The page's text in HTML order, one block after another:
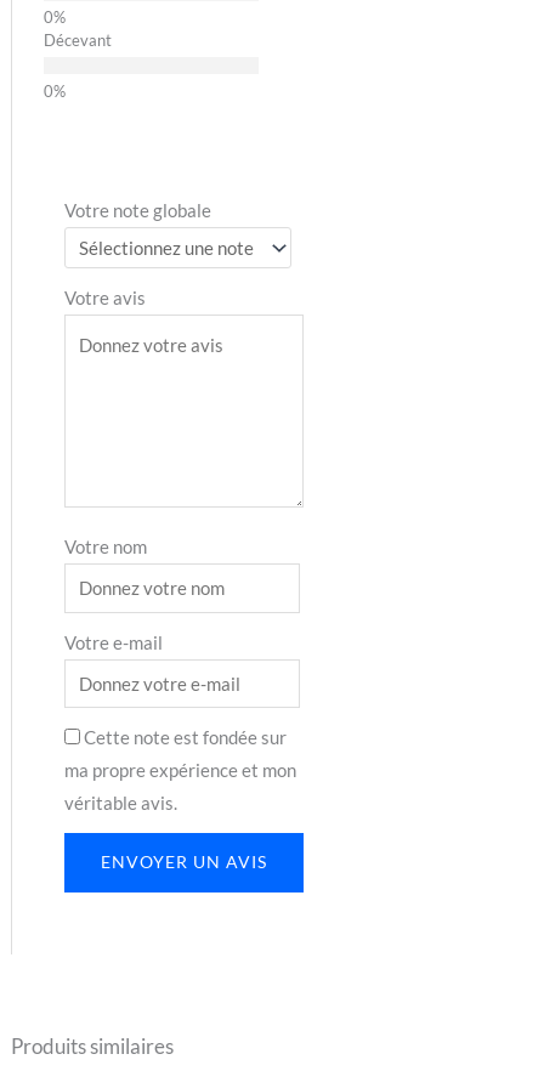
Décevant
Votre note globale
Votre avis
Votre nom
Votre e-mail
Cette note est fondée sur
ma propre expérience et mon
véritable avis.
ENVOYER UN AVIS
Produits similaires